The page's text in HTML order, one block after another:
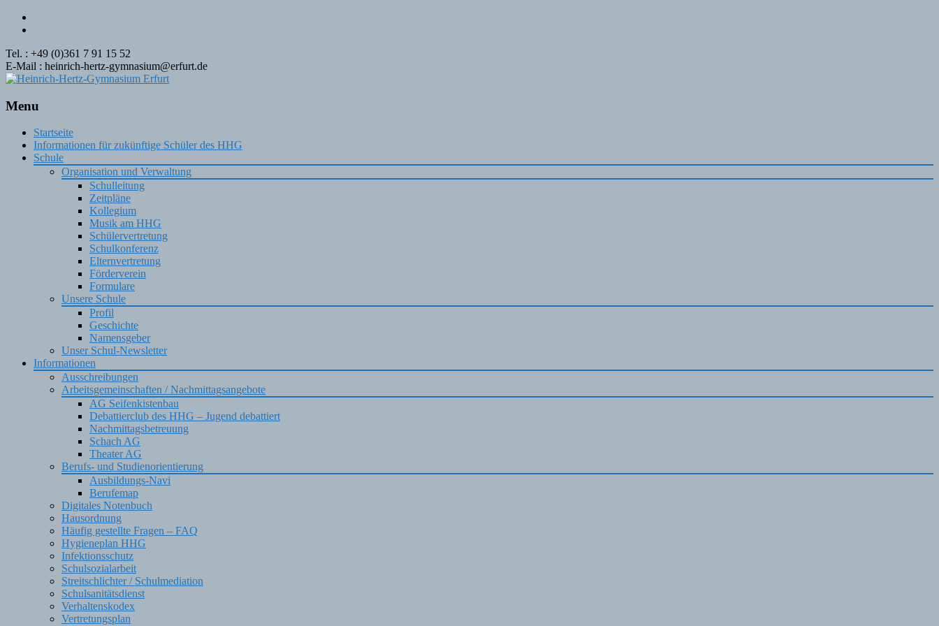
Tel. : +49 (0)361 7 91 15 52
E-Mail : heinrich-hertz-gymnasium@erfurt.de
Menu
Skip
content
Startseite
Informationen für zukünftige Schüler des HHG
Schule
Organisation und Verwaltung
Schulleitung
Zeitpläne
Kollegium
Musik am HHG
Schülervertretung
Schulkonferenz
Elternvertretung
Förderverein
Formulare
Unsere Schule
Profil
Geschichte
Namensgeber
Unser Schul-Newsletter
Informationen
Ausschreibungen
Arbeitsgemeinschaften / Nachmittagsangebote
AG Seifenkistenbau
Debattierclub des HHG – Jugend debattiert
Nachmittagsbetreuung
Schach AG
Theater AG
Berufs- und Studienorientierung
Ausbildungs-Navi
Berufemap
Digitales Notenbuch
Hausordnung
Häufig gestellte Fragen – FAQ
Hygieneplan HHG
Infektionsschutz
Schulsozialarbeit
Streitschlichter / Schulmediation
Schulsanitätsdienst
Verhaltenskodex
Vertretungsplan